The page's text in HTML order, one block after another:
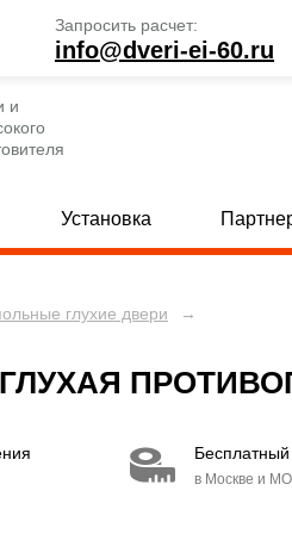
Запросить расчет:
info@dveri-ei-60.ru
и
глухие двери [69]
двери с МДФ и стеклом
Установка
глухие двери →
в Москве и МО